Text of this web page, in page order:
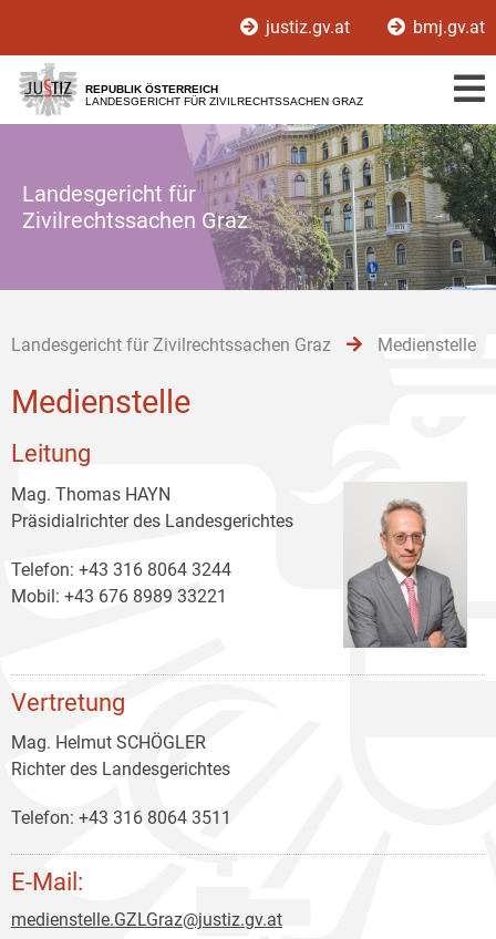
[1]
[2]
[3]
justiz.gv.at bmj.gv.at
REPUBLIK ÖSTERREICH
LANDESGERICHT FÜR ZIVILRECHTSSACHEN GRAZ
Landesgericht für
Zivilrechtssachen Graz
Landesgericht für Zivilrechtssachen Graz Medienstelle
Medienstelle
Leitung
Mag. Thomas HAYN
Präsidialrichter des Landesgerichtes
Telefon: +43 316 8064 3244
Mobil: +43 676 8989 33221
Vertretung
Mag. Helmut SCHÖGLER
Richter des Landesgerichtes
Telefon: +43 316 8064 3511
E-Mail:
medienstelle.GZLGraz@justiz.gv.at